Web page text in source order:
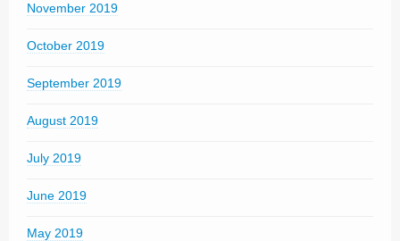
November 2019
October 2019
September 2019
August 2019
July 2019
June 2019
May 2019